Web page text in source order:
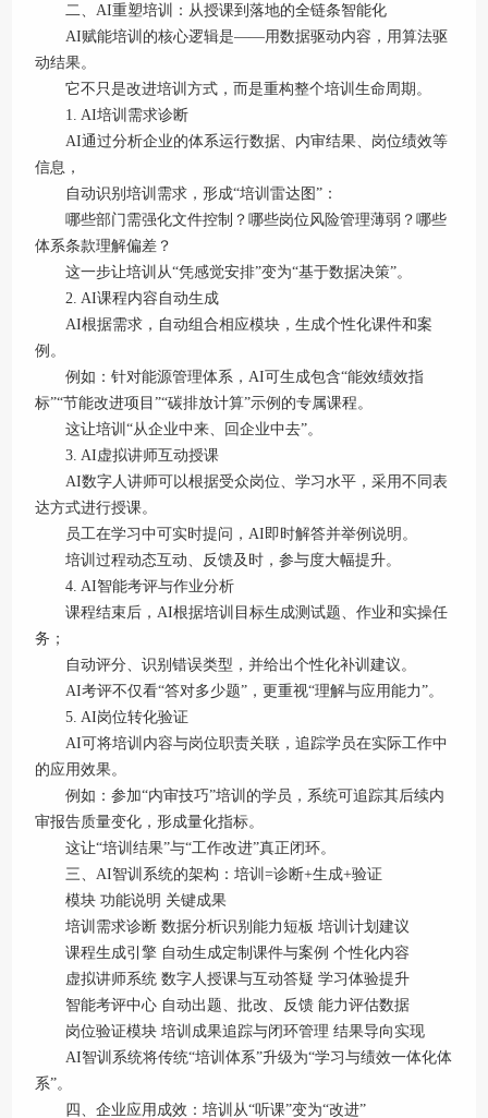
二、AI重塑培训：从授课到落地的全链条智能化
AI赋能培训的核心逻辑是——用数据驱动内容，用算法驱
动结果。
它不只是改进培训方式，而是重构整个培训生命周期。
1. AI培训需求诊断
AI通过分析企业的体系运行数据、内审结果、岗位绩效等
信息，
自动识别培训需求，形成“培训雷达图”：
哪些部门需强化文件控制？哪些岗位风险管理薄弱？哪些
体系条款理解偏差？
这一步让培训从“凭感觉安排”变为“基于数据决策”。
2. AI课程内容自动生成
AI根据需求，自动组合相应模块，生成个性化课件和案
例。
例如：针对能源管理体系，AI可生成包含“能效绩效指
标”“节能改进项目”“碳排放计算”示例的专属课程。
这让培训“从企业中来、回企业中去”。
3. AI虚拟讲师互动授课
AI数字人讲师可以根据受众岗位、学习水平，采用不同表
达方式进行授课。
员工在学习中可实时提问，AI即时解答并举例说明。
培训过程动态互动、反馈及时，参与度大幅提升。
4. AI智能考评与作业分析
课程结束后，AI根据培训目标生成测试题、作业和实操任
务；
自动评分、识别错误类型，并给出个性化补训建议。
AI考评不仅看“答对多少题”，更重视“理解与应用能力”。
5. AI岗位转化验证
AI可将培训内容与岗位职责关联，追踪学员在实际工作中
的应用效果。
例如：参加“内审技巧”培训的学员，系统可追踪其后续内
审报告质量变化，形成量化指标。
这让“培训结果”与“工作改进”真正闭环。
三、AI智训系统的架构：培训=诊断+生成+验证
模块 功能说明 关键成果
培训需求诊断 数据分析识别能力短板 培训计划建议
课程生成引擎 自动生成定制课件与案例 个性化内容
虚拟讲师系统 数字人授课与互动答疑 学习体验提升
智能考评中心 自动出题、批改、反馈 能力评估数据
岗位验证模块 培训成果追踪与闭环管理 结果导向实现
AI智训系统将传统“培训体系”升级为“学习与绩效一体化体
系”。
四、企业应用成效：培训从“听课”变为“改进”